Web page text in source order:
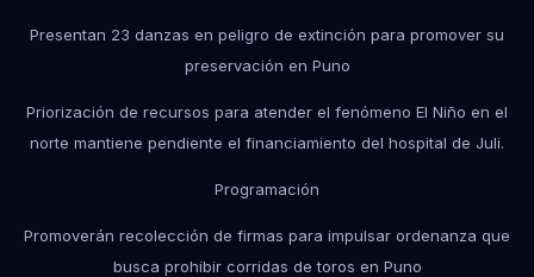
Presentan 23 danzas en peligro de extinción para promover su
preservación en Puno
Priorización de recursos para atender el fenómeno El Niño en el
norte mantiene pendiente el financiamiento del hospital de Juli.
Programación
Promoverán recolección de firmas para impulsar ordenanza que
busca prohibir corridas de toros en Puno